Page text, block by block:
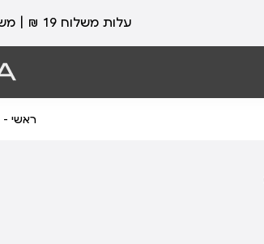
עלות משלוח 19 ₪ | משלוח חינם עד הבית בכל קנייה מעל 99 ₪
ראשי